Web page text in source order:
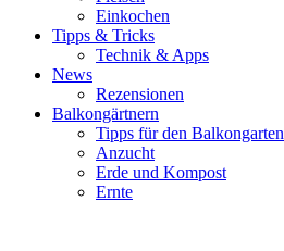
Einkochen
Tipps & Tricks
Technik & Apps
News
Rezensionen
Balkongärtnern
Tipps für den Balkongarten
Anzucht
Erde und Kompost
Ernte